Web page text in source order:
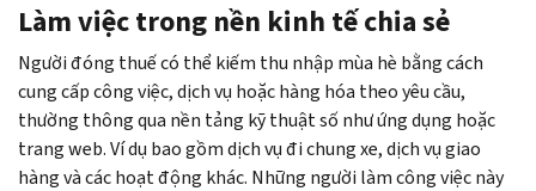
Làm việc trong nền kinh tế chia sẻ
Người đóng thuế có thể kiếm thu nhập mùa hè bằng cách
cung cấp công việc, dịch vụ hoặc hàng hóa theo yêu cầu,
thường thông qua nền tảng kỹ thuật số như ứng dụng hoặc
trang web. Ví dụ bao gồm dịch vụ đi chung xe, dịch vụ giao
hàng và các hoạt động khác. Những người làm công việc này